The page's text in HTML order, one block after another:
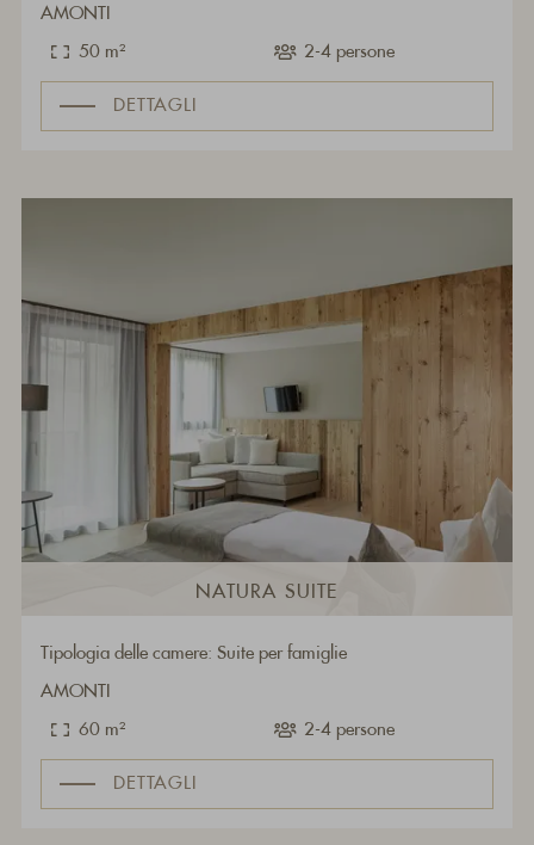
AMONTI
50 m² 2-4 persone
DETTAGLI
NATURA SUITE
Tipologia delle camere: Suite per famiglie
AMONTI
60 m² 2-4 persone
DETTAGLI